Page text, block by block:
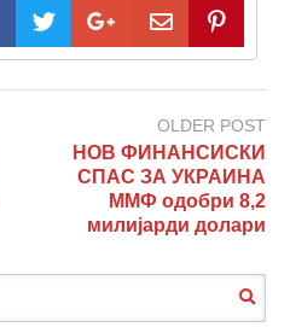
OLDER POST
НОВ ФИНАНСИСКИ
СПАС ЗА УКРАИНА
ММФ одобри 8,2
милијарди долари